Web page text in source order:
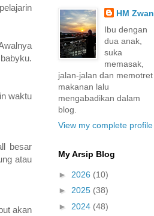
waktu
besar
atau
akan
HM Zwan
Ibu dengan
dua anak,
suka
memasak,
jalan-jalan dan memotret
makanan lalu
mengabadikan dalam
blog.
View my complete profile
My Arsip Blog
► 2026 (10)
► 2025 (38)
► 2024 (48)